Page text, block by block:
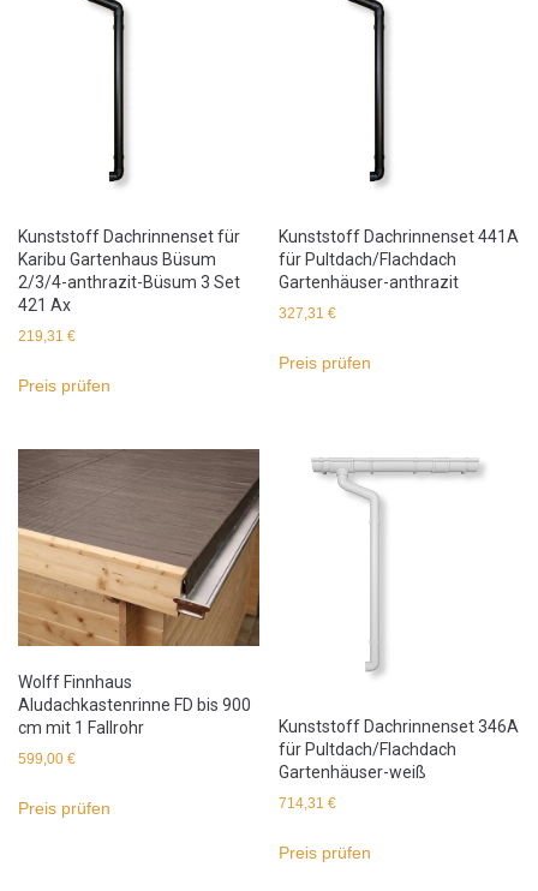
Kunststoff Dachrinnenset für
Karibu Gartenhaus Büsum
2/3/4-anthrazit-Büsum 3 Set
421 Ax
219,31 €
Preis prüfen
Kunststoff Dachrinnenset 441A
für Pultdach/Flachdach
Gartenhäuser-anthrazit
327,31€
Preis prüfen
Wolff Finnhaus
Aludachkastenrinne FD bis 900
cm mit 1 Fallrohr
599,00 €
Preis prüfen
Kunststoff Dachrinnenset 346A
für Pultdach/Flachdach
Gartenhäuser-weiß
714,31€
Preis prüfen